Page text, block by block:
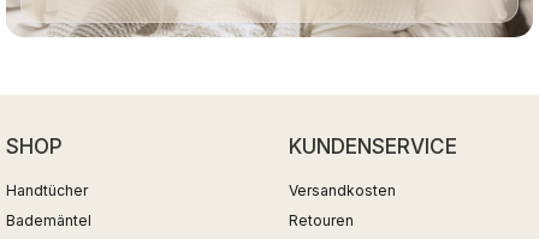
SHOP
Handtücher
Bademäntel
KUNDENSERVICE
Versandkosten
Retouren